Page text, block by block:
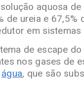
aquosa
de ureia e 67,5%
em sistemas
de escape
nos gases de
água, que são